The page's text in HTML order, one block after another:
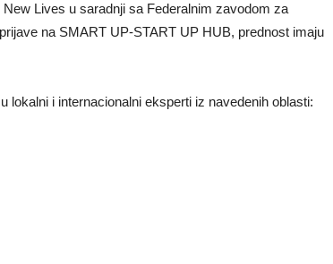
Lives u saradnji sa Federalnim zavodom za
na SMART UP-START UP HUB, prednost imaju
lokalni i internacionalni eksperti iz navedenih oblasti: